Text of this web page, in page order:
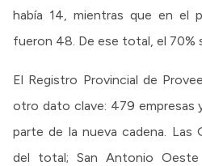
había 14, mientras que en el
fueron 48. De ese total, el 70%
El Registro Provincial de
otro dato clave: 479 empresas
parte de la nueva cadena. Las
del total; San Antonio